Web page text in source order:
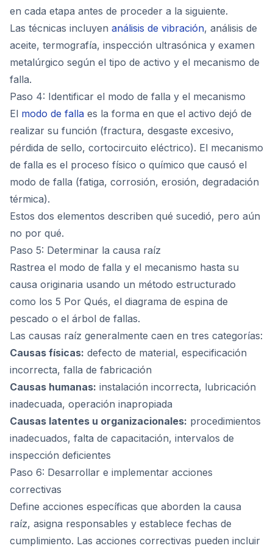
en cada etapa antes de proceder a la siguiente.
Las técnicas incluyen análisis de vibración, análisis de
aceite, termografía, inspección ultrasónica y examen
metalúrgico según el tipo de activo y el mecanismo de
falla.
Paso 4: Identificar el modo de falla y el mecanismo
El modo de falla es la forma en que el activo dejó de
realizar su función (fractura, desgaste excesivo,
pérdida de sello, cortocircuito eléctrico). El mecanismo
de falla es el proceso físico o químico que causó el
modo de falla (fatiga, corrosión, erosión, degradación
térmica).
Estos dos elementos describen qué sucedió, pero aún
no por qué.
Paso 5: Determinar la causa raíz
Rastrea el modo de falla y el mecanismo hasta su
causa originaria usando un método estructurado
como los 5 Por Qués, el diagrama de espina de
pescado o el árbol de fallas.
Las causas raíz generalmente caen en tres categorías:
Causas físicas: defecto de material, especificación
incorrecta, falla de fabricación
Causas humanas: instalación incorrecta, lubricación
inadecuada, operación inapropiada
Causas latentes u organizacionales: procedimientos
inadecuados, falta de capacitación, intervalos de
inspección deficientes
Paso 6: Desarrollar e implementar acciones
correctivas
Define acciones específicas que aborden la causa
raíz, asigna responsables y establece fechas de
cumplimiento. Las acciones correctivas pueden incluir